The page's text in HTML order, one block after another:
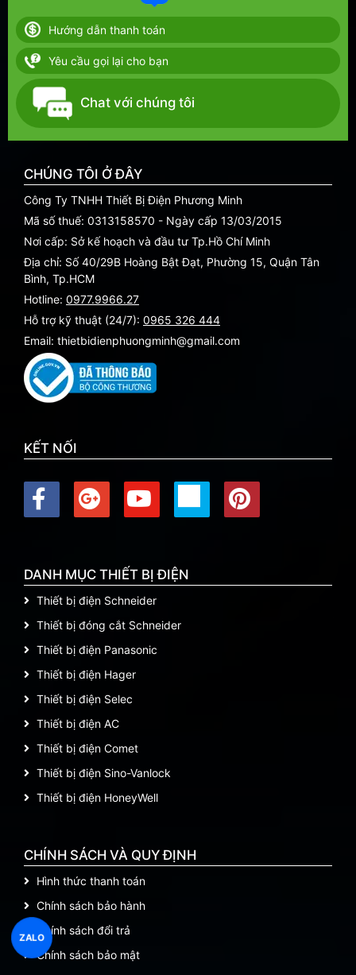
Hướng dẫn thanh toán
Yêu cầu gọi lại cho bạn
Chat với chúng tôi
CHÚNG TÔI Ở ĐÂY
Công Ty TNHH Thiết Bị Điện Phương Minh
Mã số thuế: 0313158570 - Ngày cấp 13/03/2015
Nơi cấp: Sở kế hoạch và đầu tư Tp.Hồ Chí Minh
Địa chỉ: Số 40/29B Hoàng Bật Đạt, Phường 15, Quận Tân
Bình, Tp.HCM
Hotline: 0977.9966.27
Hỗ trợ kỹ thuật (24/7): 0965 326 444
Email: thietbidienphuongminh@gmail.com
KẾT NỐI
DANH MỤC THIẾT BỊ ĐIỆN
Thiết bị điện Schneider
Thiết bị đóng cắt Schneider
Thiết bị điện Panasonic
Thiết bị điện Hager
Thiết bị điện Selec
Thiết bị điện AC
Thiết bị điện Comet
Thiết bị điện Sino-Vanlock
Thiết bị điện HoneyWell
CHÍNH SÁCH VÀ QUY ĐỊNH
Hình thức thanh toán
Chính sách bảo hành
Chính sách đổi trả
Chính sách bảo mật
ZALO